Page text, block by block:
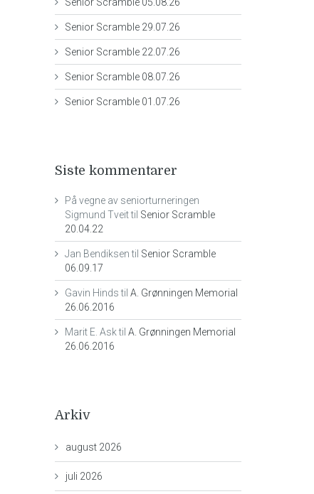
Senior Scramble 29.07.26
Senior Scramble 22.07.26
Senior Scramble 08.07.26
Senior Scramble 01.07.26
Siste kommentarer
På vegne av seniorturneringen
Sigmund Tveittil Senior Scramble
20.04.22
Jan Bendiksentil Senior Scramble
06.09.17
Gavin Hindstil A. Grønningen Memorial
26.06.2016
Marit E. Asktil A. Grønningen Memorial
26.06.2016
Arkiv
august 2026
juli 2026